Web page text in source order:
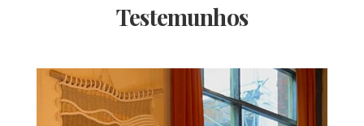
Testemunhos